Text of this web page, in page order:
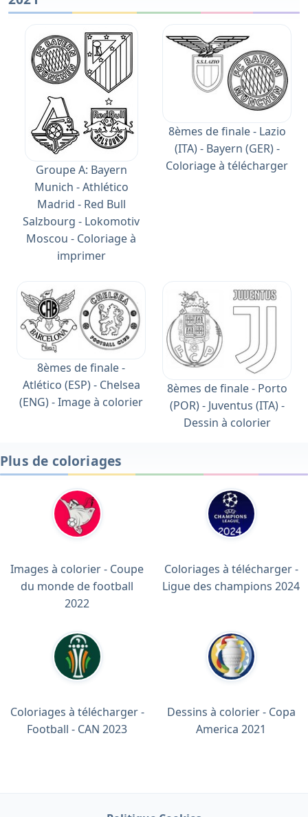
Groupe A: Bayern
Munich - Athlético
Madrid - Red Bull
Salzbourg - Lokomotiv
Moscou - Coloriage à
imprimer
8èmes de finale - Lazio
(ITA) - Bayern (GER) -
Coloriage à télécharger
8èmes de finale -
Atlético (ESP) - Chelsea
(ENG) - Image à colorier
8èmes de finale - Porto
(POR) - Juventus (ITA) -
Dessin à colorier
Plus de coloriages
Images à colorier - Coupe
du monde de football
2022
Coloriages à télécharger -
Ligue des champions 2024
Coloriages à télécharger -
Football - CAN 2023
Dessins à colorier - Copa
America 2021